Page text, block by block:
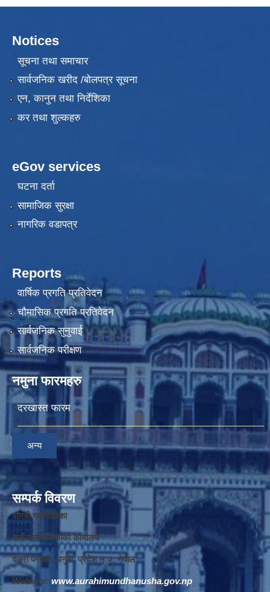
Notices
सूचना तथा समाचार
सार्वजनिक खरीद /बोलपत्र सूचना
एन, कानुन तथा निर्देशिका
कर तथा शुल्कहरु
eGov services
घटना दर्ता
सामाजिक सुरक्षा
नागरिक वडापत्र
Reports
वार्षिक प्रगति प्रतिवेदन
चौमासिक प्रगति प्रतिवेदन
सार्वजनिक सुनुवाई
सार्वजनिक परीक्षण
नमुना फारमहरु
दरखास्त फारम
अन्य
सम्पर्क विवरण
औरही गाउँपालिका
गाउँ कार्यपालिकाको कार्यालय
देउरी परवाहा, धनुषा, प्रदेश न‌‍ २, नेपाल
Website: www.aurahimundhanusha.gov.np